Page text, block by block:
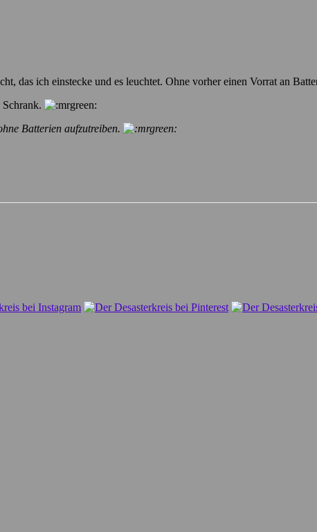
das ich einstecke und es leuchtet. Ohne vorher einen Vorrat an
Batterien aufzutreiben.